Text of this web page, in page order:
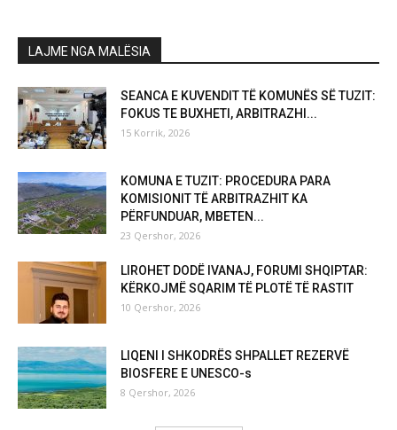
LAJME NGA MALËSIA
SEANCA E KUVENDIT TË KOMUNËS SË TUZIT:
FOKUS TE BUXHETI, ARBITRAZHI...
15 Korrik, 2026
KOMUNA E TUZIT: PROCEDURA PARA
KOMISIONIT TË ARBITRAZHIT KA
PËRFUNDUAR, MBETEN...
23 Qershor, 2026
LIROHET DODË IVANAJ, FORUMI SHQIPTAR:
KËRKOJMË SQARIM TË PLOTË TË RASTIT
10 Qershor, 2026
LIQENI I SHKODRËS SHPALLET REZERVË
BIOSFERE E UNESCO-s
8 Qershor, 2026